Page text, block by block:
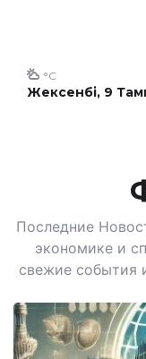
Жексенбі, 9
°C
Последние
экономике и
свежие события